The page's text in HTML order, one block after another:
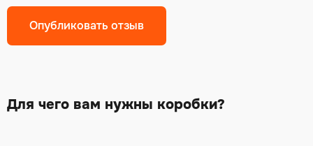
Для чего вам нужны коробки?